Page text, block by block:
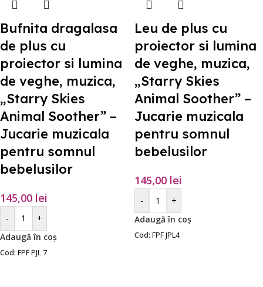
Bufnita dragalasa
de plus cu
proiector si lumina
de veghe, muzica,
„Starry Skies
Animal Soother” –
Jucarie muzicala
pentru somnul
bebelusilor
145,00 lei
-
+
Adaugă în coș
Cod: FPF PJL 7
Leu de plus cu
proiector si lumina
de veghe, muzica,
„Starry Skies
Animal Soother” –
Jucarie muzicala
pentru somnul
bebelusilor
145,00 lei
-
+
Adaugă în coș
Cod: FPF JPL4